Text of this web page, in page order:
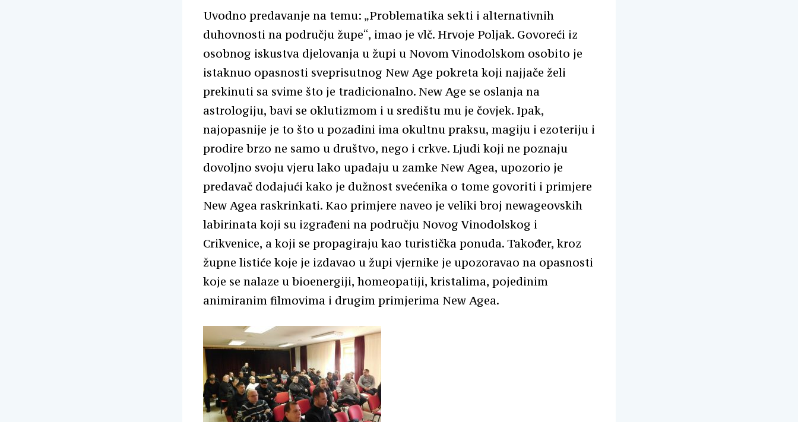
Uvodno predavanje na temu: „Problematika sekti i alternativnih
duhovnosti na području župe“, imao je vlč. Hrvoje Poljak. Govoreći iz
osobnog iskustva djelovanja u župi u Novom Vinodolskom osobito je
istaknuo opasnosti sveprisutnog New Age pokreta koji najjače želi
prekinuti sa svime što je tradicionalno. New Age se oslanja na
astrologiju, bavi se oklutizmom i u središtu mu je čovjek. Ipak,
najopasnije je to što u pozadini ima okultnu praksu, magiju i ezoteriju i
prodire brzo ne samo u društvo, nego i crkve. Ljudi koji ne poznaju
dovoljno svoju vjeru lako upadaju u zamke New Agea, upozorio je
predavač dodajući kako je dužnost svećenika o tome govoriti i primjere
New Agea raskrinkati. Kao primjere naveo je veliki broj newageovskih
labirinata koji su izgrađeni na području Novog Vinodolskog i
Crikvenice, a koji se propagiraju kao turistička ponuda. Također, kroz
župne listiće koje je izdavao u župi vjernike je upozoravao na opasnosti
koje se nalaze u bioenergiji, homeopatiji, kristalima, pojedinim
animiranim filmovima i drugim primjerima New Agea.